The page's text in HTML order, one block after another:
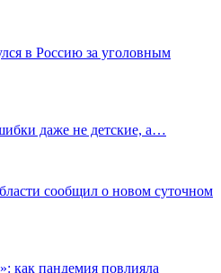
в Россию за уголовным
даже не детские, а…
сообщил о новом суточном
как пандемия повлияла